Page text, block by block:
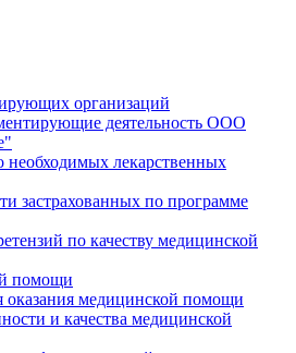
организаций
деятельность ООО
лекарственных
застрахованных по программе
по качеству медицинской
помощи
оказания медицинской помощи
и качества медицинской